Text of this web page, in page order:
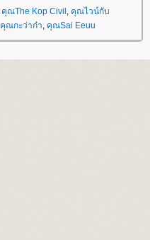
คุณThe Kop Civil , คุณไวน์กับ
คุณกะว่าก๋า, คุณSai Eeuu